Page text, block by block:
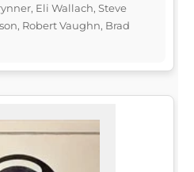
Eli Wallach, Steve
Robert Vaughn, Brad